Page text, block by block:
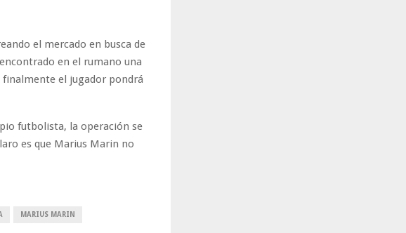
el mercado en busca de
en el rumano una
el jugador pondrá
futbolista, la operación se
es que Marius Marin no
MARIUS MARIN